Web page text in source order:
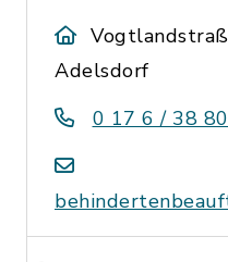
Adelsdorf
0 17 6 / 38